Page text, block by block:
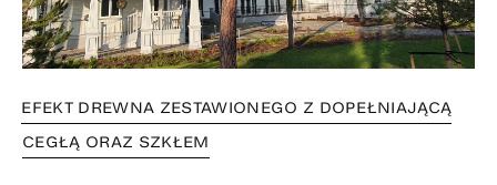
EFEKT DREWNA ZESTAWIONEGO Z DOPEŁNIAJĄCĄ
CEGŁĄ ORAZ SZKŁEM